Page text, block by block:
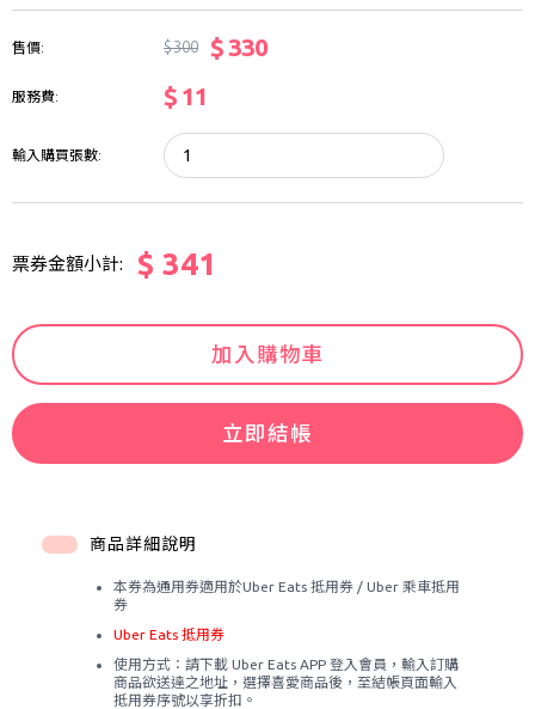
售價: $ 300 $ 330
服務費: $ 11
輸入購買張數:
票券金額小計: $ 341
加入購物車
立即結帳
商品詳細說明
本券為通用券適用於Uber Eats 抵用券 / Uber 乘車抵用
券
Uber Eats 抵用券
使用方式：請下載 Uber Eats APP 登入會員，輸入訂購
商品欲送達之地址，選擇喜愛商品後，至結帳頁面輸入
抵用券序號以享折扣。